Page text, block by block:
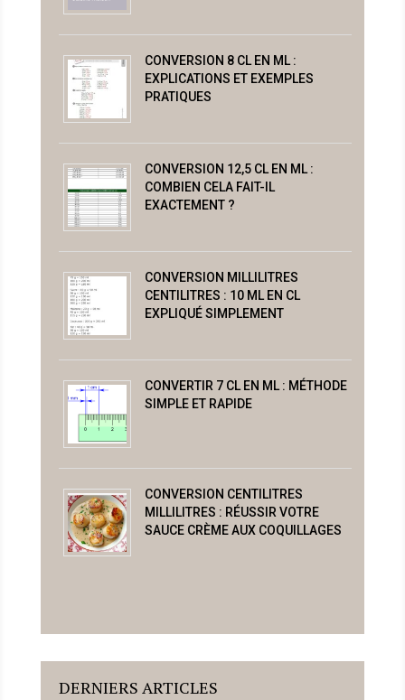
CONVERSION 8 CL EN ML :
EXPLICATIONS ET EXEMPLES
PRATIQUES
CONVERSION 12,5 CL EN ML :
COMBIEN CELA FAIT-IL
EXACTEMENT ?
CONVERSION MILLILITRES
CENTILITRES : 10 ML EN CL
EXPLIQUÉ SIMPLEMENT
CONVERTIR 7 CL EN ML : MÉTHODE
SIMPLE ET RAPIDE
CONVERSION CENTILITRES
MILLILITRES : RÉUSSIR VOTRE
SAUCE CRÈME AUX COQUILLAGES
DERNIERS ARTICLES